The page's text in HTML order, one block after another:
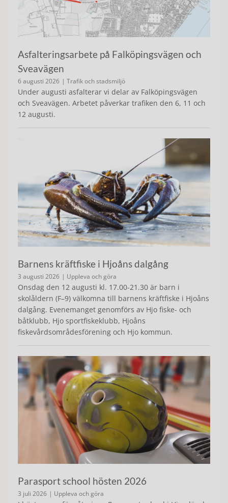
Asfalteringsarbete på Falköpingsvägen och
Sveavägen
6 augusti 2026 | Trafik och stadsmiljö
Under augusti asfalterar vi delar av Falköpingsvägen
och Sveavägen. Arbetet påverkar trafiken den 6, 11 och
12 augusti.
Barnens kräftfiske i Hjoåns dalgång
3 augusti 2026 | Uppleva och göra
Onsdag den 12 augusti kl. 17.00-21.30 är barn i
skolåldern (F–9) välkomna till barnens kräftfiske i Hjoåns
dalgång. Evenemanget genomförs av Hjo fiske- och
båtklubb, Hjo sportfiskeklubb, Hjoåns
fiskevårdsområdesförening och Hjo kommun.
Parasport school hösten 2026
3 juli 2026 | Uppleva och göra